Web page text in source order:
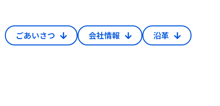
ごあいさつ 会社情報 沿革